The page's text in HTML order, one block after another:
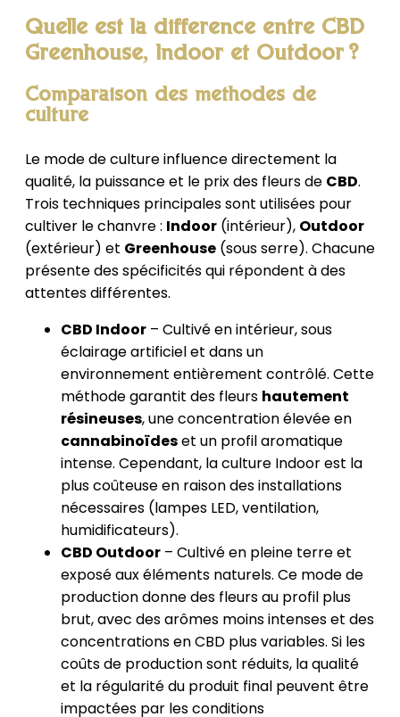
Quelle est la différence entre CBD
Greenhouse, Indoor et Outdoor ?
Comparaison des méthodes de
culture
Le mode de culture influence directement la
qualité, la puissance et le prix des fleurs de CBD.
Trois techniques principales sont utilisées pour
cultiver le chanvre : Indoor (intérieur), Outdoor
(extérieur) et Greenhouse (sous serre). Chacune
présente des spécificités qui répondent à des
attentes différentes.
CBD Indoor – Cultivé en intérieur, sous
éclairage artificiel et dans un
environnement entièrement contrôlé. Cette
méthode garantit des fleurs hautement
résineuses, une concentration élevée en
cannabinoïdeset un profil aromatique
intense. Cependant, la culture Indoor est la
plus coûteuse en raison des installations
nécessaires (lampes LED, ventilation,
humidificateurs).
CBD Outdoor – Cultivé en pleine terre et
exposé aux éléments naturels. Ce mode de
production donne des fleurs au profil plus
brut, avec des arômes moins intenses et des
concentrations en CBD plus variables. Si les
coûts de production sont réduits, la qualité
et la régularité du produit final peuvent être
impactées par les conditions